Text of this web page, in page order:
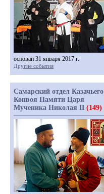
основан 31 января 2017 г.
Другие события
Самарский отдел Казачьего
Конвоя Памяти Царя
Мученика Николая II (149)